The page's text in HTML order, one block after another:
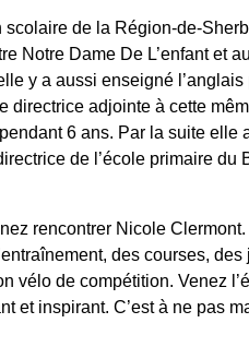
de la Région-de-
Notre Dame De L’enfant et
y a aussi enseigné
directrice adjointe à cette
6 ans. Par la suite
de l’école primaire
rencontrer Nicole
des courses,
vélo de compétition. Venez
et inspirant. C’est à ne pas